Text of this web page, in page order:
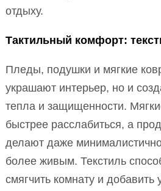
отдыху.
Тактильный комфорт:
Пледы, подушки и мягкие
украшают интерьер, но и
тепла и защищенности.
быстрее расслабиться, а
делают даже
более живым. Текстиль
смягчить комнату и